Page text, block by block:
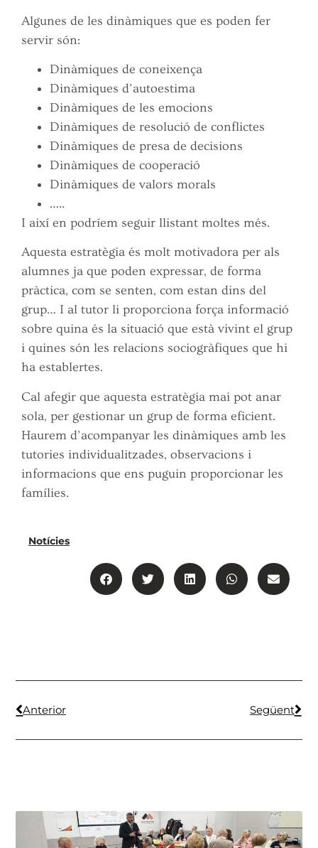
Algunes de les dinàmiques que es poden fer
servir són:
Dinàmiques de coneixença
Dinàmiques d’autoestima
Dinàmiques de les emocions
Dinàmiques de resolució de conflictes
Dinàmiques de presa de decisions
Dinàmiques de cooperació
Dinàmiques de valors morals
…..
I així en podríem seguir llistant moltes més.
Aquesta estratègia és molt motivadora per als
alumnes ja que poden expressar, de forma
pràctica, com se senten, com estan dins del
grup… I al tutor li proporciona força informació
sobre quina és la situació que està vivint el grup
i quines són les relacions sociogràfiques que hi
ha establertes.
Cal afegir que aquesta estratègia mai pot anar
sola, per gestionar un grup de forma eficient.
Haurem d’acompanyar les dinàmiques amb les
tutories individualitzades, observacions i
informacions que ens puguin proporcionar les
famílies.
Notícies
Anterior Següent